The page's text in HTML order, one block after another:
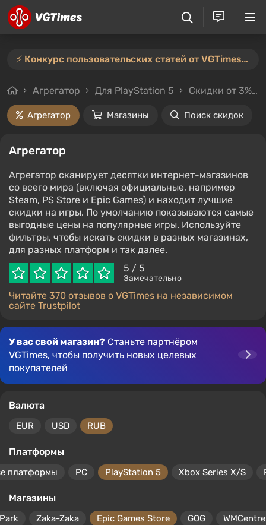
⚡️ Конкурс пользовательских статей от VGTimes продлён — участвуйте тут ⚡️
Агрегатор Для PlayStation 5 Скидки от 3%
Агрегатор Магазины Поиск скидок
Агрегатор
Агрегатор сканирует десятки интернет-магазинов
со всего мира (включая официальные, например
Steam, PS Store и Epic Games) и находит лучшие
скидки на игры. По умолчанию показываются самые
выгодные цены на популярные игры. Используйте
фильтры, чтобы искать скидки в разных магазинах,
для разных платформ и так далее.
5 / 5
Замечательно
Читайте 370 отзывов о VGTimes на независимом
сайте Trustpilot
У вас свой магазин? Станьте партнёром
VGTimes, чтобы получить новых целевых
покупателей
Валюта
EUR USD RUB
Платформы
платформы PC PlayStation 5 Xbox Series X/S
Магазины
Zaka-Zaka Epic Games Store GOG WMCentre